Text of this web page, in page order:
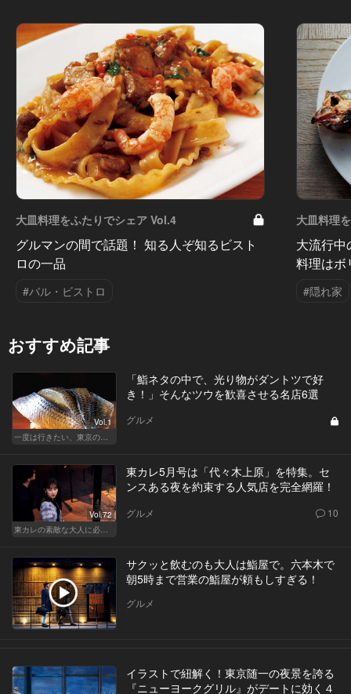
大皿料理をふたりでシェア Vol.4
グルマンの間で話題！ 知る人ぞ知るビスト
ロの一品
#バル・ビストロ
大皿料理
大流行
料理はボ
#隠れ家
おすすめ記事
Vol.1
一度は行きたい、東京の鮨の名店
「鮨ネタの中で、光り物がダントツで好
き！」そんなツウを歓喜させる名店6選
グルメ
Vol.72
東カレの素敵な大人に必要なこと
東カレ5月号は「代々木上原」を特集。セ
ンスある夜を約束する人気店を完全網羅！
グルメ 10
サクッと飲むのも大人は鮨屋で。六本木で
朝5時まで営業の鮨屋が頼もしすぎる！
グルメ
イラストで紐解く！東京随一の夜景を誇る
『ニューヨークグリル』がデートに効く４